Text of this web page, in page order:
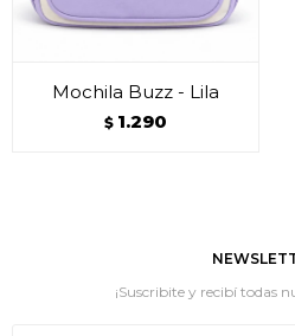
Mochila Buzz - Lila
$ 1.290
¡Suscribite y recibí todas